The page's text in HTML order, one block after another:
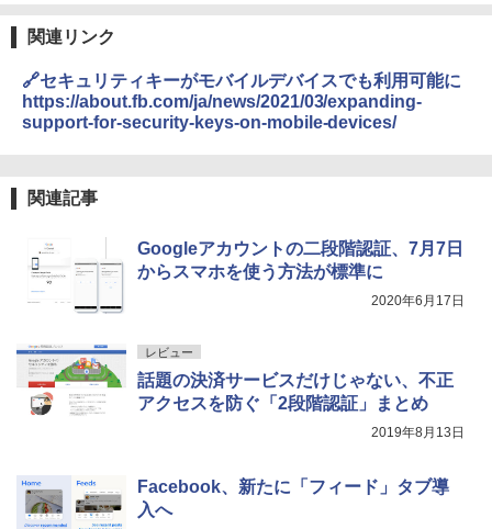
関連リンク
🔗セキュリティキーがモバイルデバイスでも利用可能に
https://about.fb.com/ja/news/2021/03/expanding-
support-for-security-keys-on-mobile-devices/
関連記事
Googleアカウントの二段階認証、7月7日
からスマホを使う方法が標準に
2020年6月17日
レビュー
話題の決済サービスだけじゃない、不正
アクセスを防ぐ「2段階認証」まとめ
2019年8月13日
Facebook、新たに「フィード」タブ導
入へ